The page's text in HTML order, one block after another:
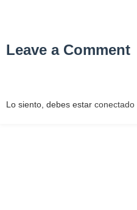
Leave a Comment
Lo siento, debes estar conectado